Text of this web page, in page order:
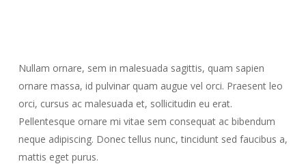
Nullam ornare, sem in malesuada sagittis, quam sapien
ornare massa, id pulvinar quam augue vel orci. Praesent leo
orci, cursus ac malesuada et, sollicitudin eu erat.
Pellentesque ornare mi vitae sem consequat ac bibendum
neque adipiscing. Donec tellus nunc, tincidunt sed faucibus a,
mattis eget purus.